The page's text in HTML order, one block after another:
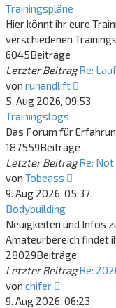
Trainingspläne
Hier könnt ihr eure
verschiedenen
6045Beiträge
Letzter Beitrag Re:
von runandlift
Beitrag
5. Aug 2026, 09:53
Trainingslogs
Das Forum für
187559Beiträge
Letzter Beitrag Re:
von Tobeass
Beitrag
9. Aug 2026, 05:37
Bodybuilding
Neuigkeiten und Infos
Amateurbereich findet
28029Beiträge
Letzter Beitrag Re:
von chifer
Beitrag
9. Aug 2026, 06:23